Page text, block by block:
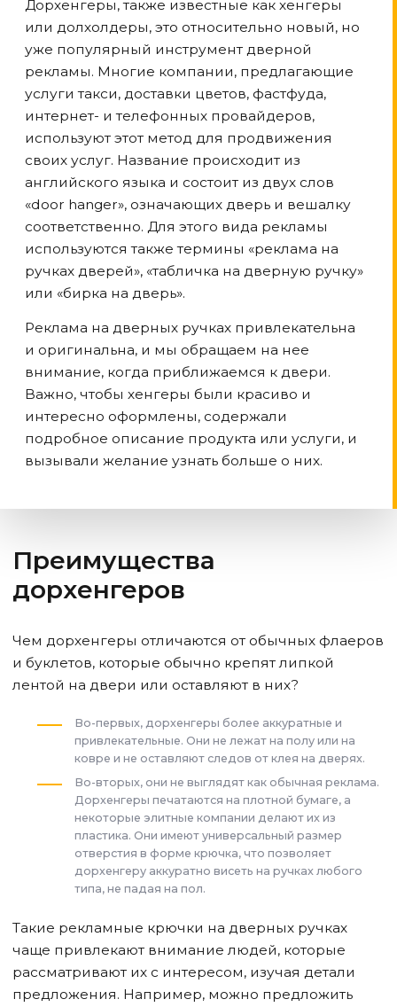
Дорхенгеры, также известные как хенгеры
или долхолдеры, это относительно новый, но
уже популярный инструмент дверной
рекламы. Многие компании, предлагающие
услуги такси, доставки цветов, фастфуда,
интернет- и телефонных провайдеров,
используют этот метод для продвижения
своих услуг. Название происходит из
английского языка и состоит из двух слов
«door hanger», означающих дверь и вешалку
соответственно. Для этого вида рекламы
используются также термины «реклама на
ручках дверей», «табличка на дверную ручку»
или «бирка на дверь».
Реклама на дверных ручках привлекательна
и оригинальна, и мы обращаем на нее
внимание, когда приближаемся к двери.
Важно, чтобы хенгеры были красиво и
интересно оформлены, содержали
подробное описание продукта или услуги, и
вызывали желание узнать больше о них.
Преимущества
дорхенгеров
Чем дорхенгеры отличаются от обычных флаеров
и буклетов, которые обычно крепят липкой
лентой на двери или оставляют в них?
Во-первых, дорхенгеры более аккуратные и
привлекательные. Они не лежат на полу или на
ковре и не оставляют следов от клея на дверях.
Во-вторых, они не выглядят как обычная реклама.
Дорхенгеры печатаются на плотной бумаге, а
некоторые элитные компании делают их из
пластика. Они имеют универсальный размер
отверстия в форме крючка, что позволяет
дорхенгеру аккуратно висеть на ручках любого
типа, не падая на пол.
Такие рекламные крючки на дверных ручках
чаще привлекают внимание людей, которые
рассматривают их с интересом, изучая детали
предложения. Например, можно предложить